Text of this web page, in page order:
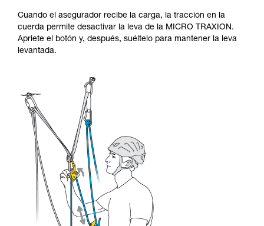
Cuando el asegurador recibe la carga, la tracción en la
cuerda permite desactivar la leva de la MICRO TRAXION.
Apriete el botón y, después, suéltelo para mantener la leva
levantada.